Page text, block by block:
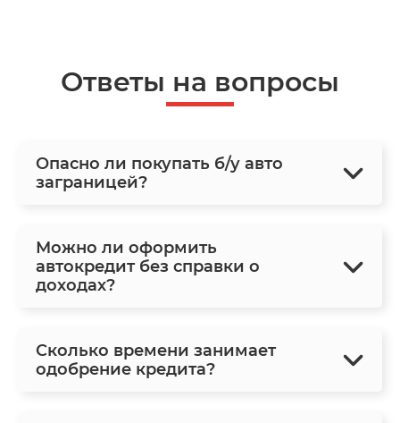
Ответы на вопросы
Опасно ли покупать б/у авто
заграницей?
Можно ли оформить
автокредит без справки о
доходах?
Сколько времени занимает
одобрение кредита?